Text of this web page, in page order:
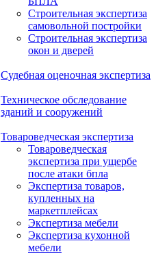
Строительная экспертиза
самовольной постройки
Строительная экспертиза
окон и дверей
Судебная оценочная экспертиза
Техническое обследование
зданий и сооружений
Товароведческая экспертиза
Товароведческая
экспертиза при ущербе
после атаки бпла
Экспертиза товаров,
купленных на
маркетплейсах
Экспертиза мебели
Экспертиза кухонной
мебели